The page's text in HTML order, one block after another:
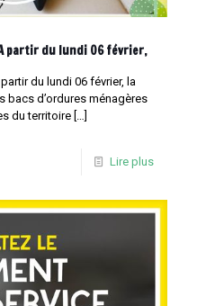
partir du lundi 06 février,
du lundi 06 février, la
bacs d’ordures ménagères
du territoire […]
Lire plus